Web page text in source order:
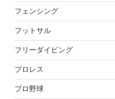
フェンシング
フットサル
フリーダイビング
プロレス
プロ野球